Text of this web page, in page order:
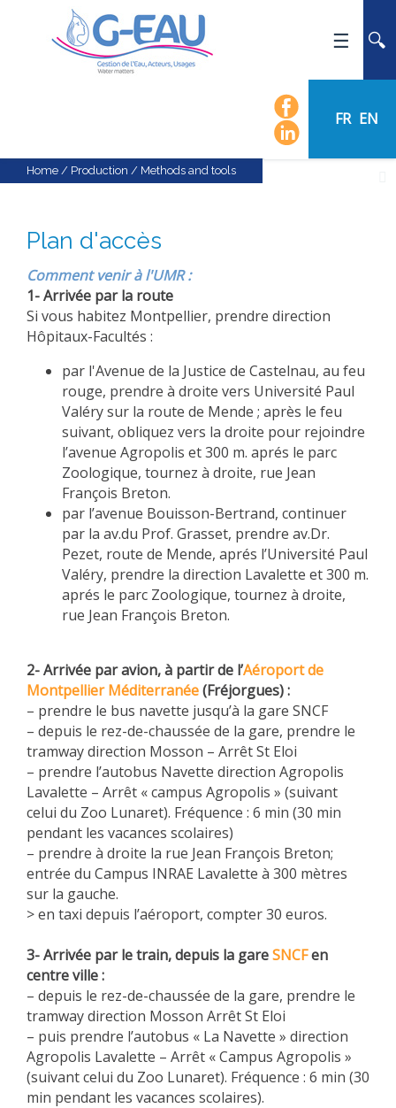
FR EN
NEWS
FLOW CHART
STAFF
SCIENTIFIC FIELDS
TEAMS
RECRUITMENT
RESEARCH
EXPERIMENTAL PLATFORMS
GEOGRAPHIC LOCATIONS
CURRENT PROJECTS
COMPLETED PROJECTS
UMR NETWORKS
REGULAR SEMINARS
TRAINING COURSES
MASTER
EDUCATION AND TRAINING
DOCTORAL TRAINING
THESES IN PROGRESS
PRODUCTION
METHODS AND TOOLS
SOFTWARE
PUBLICATIONS SUR HAL
HDR
WORKING PAPERS
THEMATIC NOTES
FOR THE PUBLIC
Home / Production / Methods and tools
Plan d'accès
Comment venir à l'UMR :
1- Arrivée par la route
Si vous habitez Montpellier, prendre direction
Hôpitaux-Facultés :
par l'Avenue de la Justice de Castelnau, au feu
rouge, prendre à droite vers Université Paul
Valéry sur la route de Mende ; après le feu
suivant, obliquez vers la droite pour rejoindre
l’avenue Agropolis et 300 m. aprés le parc
Zoologique, tournez à droite, rue Jean
François Breton.
par l’avenue Bouisson-Bertrand, continuer
par la av.du Prof. Grasset, prendre av.Dr.
Pezet, route de Mende, aprés l’Université Paul
Valéry, prendre la direction Lavalette et 300 m.
aprés le parc Zoologique, tournez à droite,
rue Jean François Breton.
2- Arrivée par avion, à partir de l’Aéroport de
Montpellier Méditerranée(Fréjorgues) :
– prendre le bus navette jusqu’à la gare SNCF
– depuis le rez-de-chaussée de la gare, prendre le
tramway direction Mosson – Arrêt St Eloi
– prendre l’autobus Navette direction Agropolis
Lavalette – Arrêt « campus Agropolis » (suivant
celui du Zoo Lunaret). Fréquence : 6 min (30 min
pendant les vacances scolaires)
– prendre à droite la rue Jean François Breton;
entrée du Campus INRAE Lavalette à 300 mètres
sur la gauche.
> en taxi depuis l’aéroport, compter 30 euros.
3- Arrivée par le train, depuis la gareSNCFen
centre ville :
– depuis le rez-de-chaussée de la gare, prendre le
tramway direction Mosson Arrêt St Eloi
– puis prendre l’autobus « La Navette » direction
Agropolis Lavalette – Arrêt « Campus Agropolis »
(suivant celui du Zoo Lunaret). Fréquence : 6 min (30
min pendant les vacances scolaires).